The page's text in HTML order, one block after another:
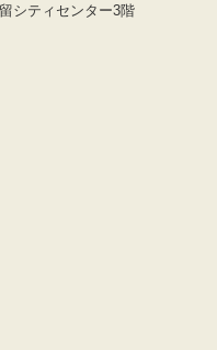
シティセンター3階